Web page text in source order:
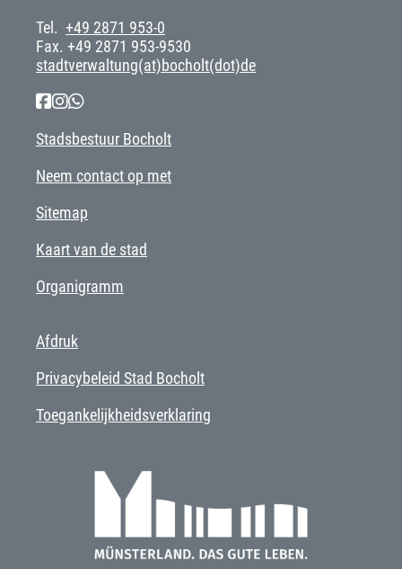
Tel. +49 2871 953-0
Fax. +49 2871 953-9530
stadtverwaltung(at)bocholt(dot)de
Stadsbestuur Bocholt
Neem contact op met
Sitemap
Kaart van de stad
Organigramm
Afdruk
Privacybeleid Stad Bocholt
Toegankelijkheidsverklaring